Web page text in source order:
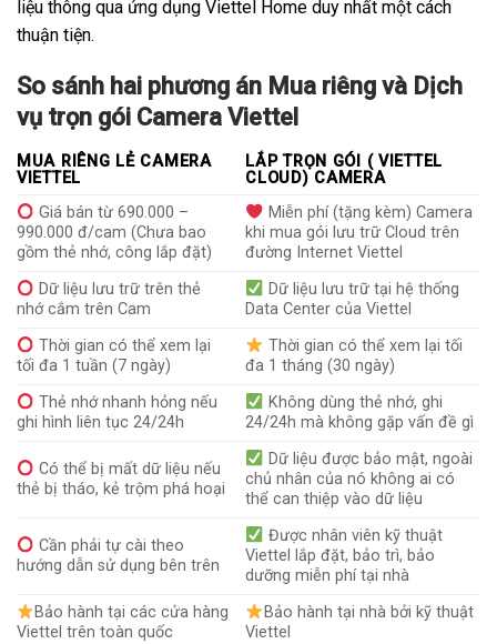
liệu thông qua ứng dụng Viettel Home duy nhất một cách
thuận tiện.
So sánh hai phương án Mua riêng và Dịch
vụ trọn gói Camera Viettel
MUA RIÊNG LẺ CAMERA
VIETTEL
LẮP TRỌN GÓI ( VIETTEL
CLOUD) CAMERA
Giá bán từ 690.000 –
990.000 đ/cam (Chưa bao
gồm thẻ nhớ, công lắp đặt)
Miễn phí (tặng kèm) Camera
khi mua gói lưu trữ Cloud trên
đường Internet Viettel
Dữ liệu lưu trữ trên thẻ
nhớ cắm trên Cam
Dữ liệu lưu trữ tại hệ thống
Data Center của Viettel
Thời gian có thể xem lại
tối đa 1 tuần (7 ngày)
Thời gian có thể xem lại tối
đa 1 tháng (30 ngày)
Thẻ nhớ nhanh hỏng nếu
ghi hình liên tục 24/24h
Không dùng thẻ nhớ, ghi
24/24h mà không gặp vấn đề gì
Có thể bị mất dữ liệu nếu
thẻ bị tháo, kẻ trộm phá hoại
Dữ liệu được bảo mật, ngoài
chủ nhân của nó không ai có
thể can thiệp vào dữ liệu
Cần phải tự cài theo
hướng dẫn sử dụng bên trên
Được nhân viên kỹ thuật
Viettel lắp đặt, bảo trì, bảo
dưỡng miễn phí tại nhà
Bảo hành tại các cửa hàng
Viettel trên toàn quốc
Bảo hành tại nhà bởi kỹ thuật
Viettel